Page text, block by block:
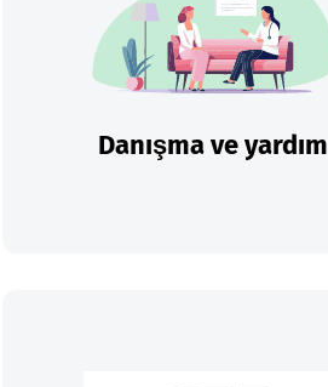
Danışma ve yardım